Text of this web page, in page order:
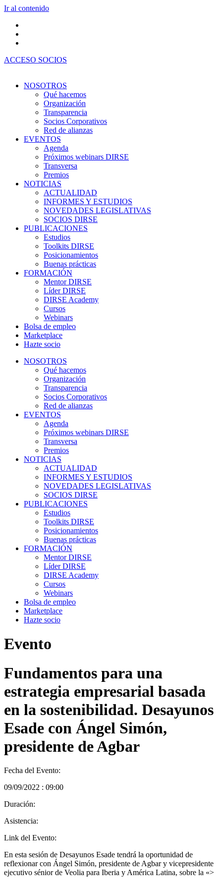
Ir al contenido
ACCESO SOCIOS
NOSOTROS
Qué hacemos
Organización
Transparencia
Socios Corporativos
Red de alianzas
EVENTOS
Agenda
Próximos webinars DIRSE
Transversa
Premios
NOTICIAS
ACTUALIDAD
INFORMES Y ESTUDIOS
NOVEDADES LEGISLATIVAS
SOCIOS DIRSE
PUBLICACIONES
Estudios
Toolkits DIRSE
Posicionamientos
Buenas prácticas
FORMACIÓN
Mentor DIRSE
Líder DIRSE
DIRSE Academy
Cursos
Webinars
Bolsa de empleo
Marketplace
Hazte socio
NOSOTROS
Qué hacemos
Organización
Transparencia
Socios Corporativos
Red de alianzas
EVENTOS
Agenda
Próximos webinars DIRSE
Transversa
Premios
NOTICIAS
ACTUALIDAD
INFORMES Y ESTUDIOS
NOVEDADES LEGISLATIVAS
SOCIOS DIRSE
PUBLICACIONES
Estudios
Toolkits DIRSE
Posicionamientos
Buenas prácticas
FORMACIÓN
Mentor DIRSE
Líder DIRSE
DIRSE Academy
Cursos
Webinars
Bolsa de empleo
Marketplace
Hazte socio
Evento
Fundamentos para una
estrategia empresarial basada
en la sostenibilidad. Desayunos
Esade con Ángel Simón,
presidente de Agbar
Fecha del Evento:
09/09/2022 : 09:00
Duración:
Asistencia:
Link del Evento:
En esta sesión de Desayunos Esade tendrá la oportunidad de
reflexionar con Ángel Simón, presidente de Agbar y vicepresidente
ejecutivo sénior de Veolia para Iberia y América Latina, sobre la «>